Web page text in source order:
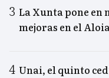
La Xunta pone en
mejoras en el Aloia
Unai, el quinto